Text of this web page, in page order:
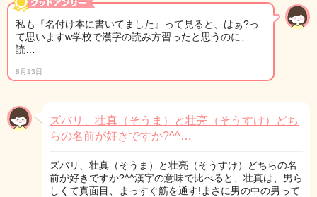
私も『名付け本に書いてました』って見ると、はぁ?っ
て思いますw学校で漢字の読み方習ったと思うのに、
読…
8月13日
ズバリ、壮真（そうま）と壮亮（そうすけ）どち
らの名前が好きですか?^^…
ズバリ、壮真（そうま）と壮亮（そうすけ）どちらの名
前が好きですか?^^漢字の意味で比べると、壮真は、男ら
しくて真面目、まっすぐ筋を通す!まさに男の中の男って